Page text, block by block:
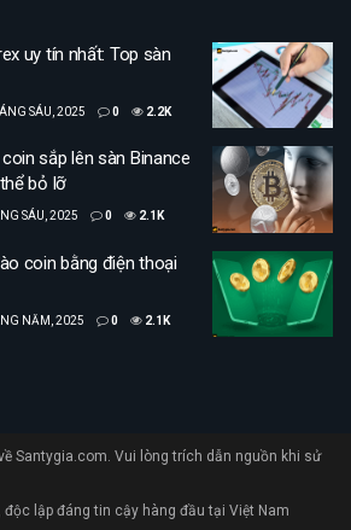
uy tín nhất: Top sàn
SÁU, 2025 0 2.2K
sắp lên sàn Binance
bỏ lỡ
SÁU, 2025 0 2.1K
coin bằng điện thoại
NĂM, 2025 0 2.1K
Santygia.com. Vui lòng trích dẫn nguồn khi sử
độc lập đáng tin cậy hàng đầu tại Việt Nam